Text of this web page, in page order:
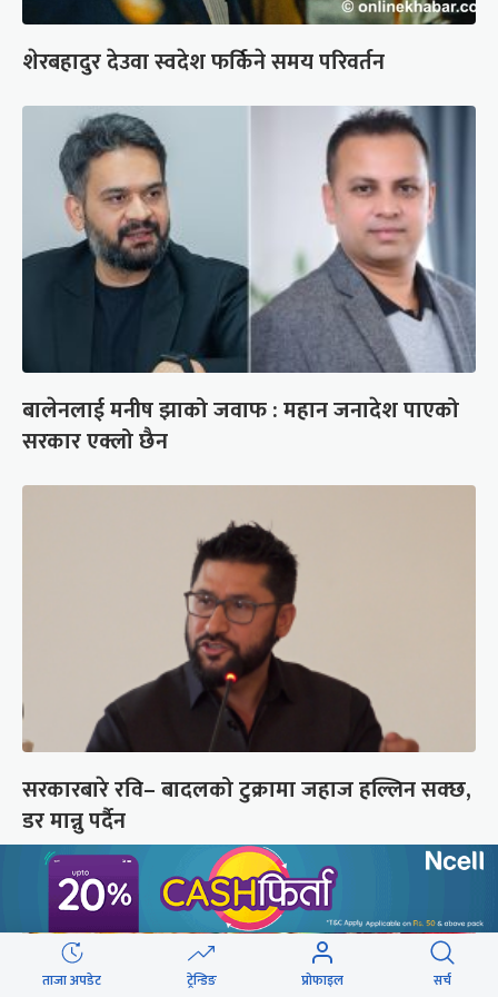
शेरबहादुर देउवा स्वदेश फर्किने समय परिवर्तन
बालेनलाई मनीष झाको जवाफ : महान जनादेश पाएको
सरकार एक्लो छैन
सरकारबारे रवि– बादलको टुक्रामा जहाज हल्लिन सक्छ,
डर मान्नु पर्दैन
ताजा अपडेट ट्रेन्डिङ प्रोफाइल सर्च